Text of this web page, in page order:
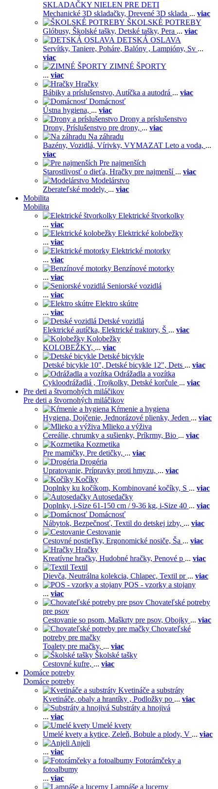
SKLADAČKY NIELEN PRE DETI
Mechanické 3D skladačky, Drevené 3D sklada ... viac
ŠKOLSKÉ POTREBY
Glóbusy, Školské tašky, Detské tašky, Pera ... viac
DETSKÁ OSLAVA
Servítky, Taniere, Poháre, Balóny , Lampióny, Sv ...
viac
ZIMNÉ ŠPORTY
... viac
Hračky
Bábiky a príslušenstvo, Autíčka a autodrá ... viac
Domácnosť
Ústna hygiena, ... viac
Drony a príslušenstvo
Drony, Príslušenstvo pre drony, ... viac
Na záhradu
Bazény, Vozidlá, Vírivky, VYMAZAT Leto a voda, ...
viac
Pre najmenších
Starostlivosť o dieťa, Hračky pre najmenší ... viac
Modelárstvo
Zberateľské modely, ... viac
Mobilita
Mobilita
Elektrické štvorkolky
... viac
Elektrické kolobežky
... viac
Elektrické motorky
... viac
Benzínové motorky
... viac
Seniorské vozidlá
... viac
Elektro skútre
... viac
Detské vozidlá
Elektrické autíčka, Elektrické traktory, Š ... viac
Kolobežky
KOLOBEŽKY, ... viac
Detské bicykle
Detské bicykle 10", Detské bicykle 12", Dets ... viac
Odrážadla a vozítka
Cykloodrážadlá , Trojkolky, Detské korčule ... viac
Pre deti a štvornohých miláčikov
Pre deti a štvornohých miláčikov
Kŕmenie a hygiena
Hygiena, Dojčenie, Jednorázové plienky, Jeden ... viac
Mlieko a výživa
Cereálie, chrumky a sušienky, Príkrmy, Bio ... viac
Kozmetika
Pre mamičky, Pre detičky, ... viac
Drogéria
Upratovanie, Prípravky proti hmyzu, ... viac
Kočíky
Doplnky ku kočíkom, Kombinované kočíky, S ... viac
Autosedačky
Doplnky, i-Size 61-150 cm / 9-36 kg, i-Size 40 ... viac
Domácnosť
Nábytok, Bezpečnosť, Textil do detskej izby, ... viac
Cestovanie
Cestovné postieľky, Ergonomické nosiče, Ša ... viac
Hračky
Kreatívne hračky, Hudobné hračky, Penové p ... viac
Textil
Dievča, Neutrálna kolekcia, Chlapec, Textil pr ... viac
POS - vzorky a stojany
... viac
Chovateľské potreby
pre psov
Cestovanie so psom, Maškrty pre psov, Obojky ... viac
Chovateľské
potreby pre mačky
Toalety pre mačky, ... viac
Školské tašky
Cestovné kufre, ... viac
Domáce potreby
Domáce potreby
Kvetináče a substráty
Kvetináče, obaly a hrantíky , Podložky po ... viac
Substráty a hnojivá
... viac
Umelé kvety
Umelé kvety a kytice, Zeleň, Bobule a plody, V ... viac
Anjeli
... viac
Fotorámčeky a
fotoalbumy
... viac
Lampáše a lucerny